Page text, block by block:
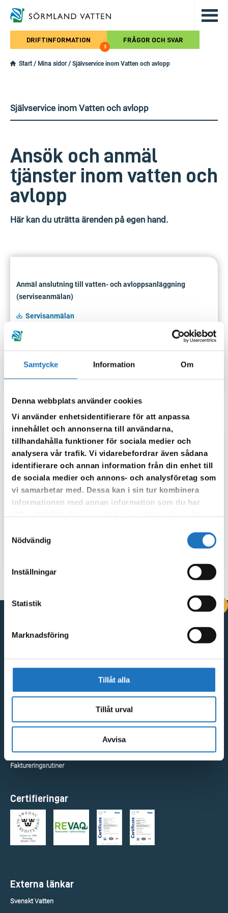
Samtycke Information Om
Denna webbplats använder cookies
Vi använder enhetsidentifierare för att anpassa
innehållet och annonserna till användarna,
tillhandahålla funktioner för sociala medier och
analysera vår trafik. Vi vidarebefordrar även sådana
identifierare och annan information från din enhet till
de sociala medier och annons- och analysföretag som
vi samarbetar med. Dessa kan i sin tur kombinera
informationen med annan information som du har
Nödvändig
Inställningar
Statistik
Marknadsföring
Tillåt alla
Tillåt urval
Avvisa
Hoppa till det huvudsakliga
DRIFTINFORMATION
3
FRÅGOR OCH SVAR
Start / Mina sidor/ Självservice inom Vatten och avlopp
Självservice inom Vatten och avlopp
Ansök och anmäl
tjänster inom vatten och
avlopp
Här kan du uträtta ärenden på egen hand.
Anmäl anslutning till vatten- och avloppsanläggning
(serviseanmälan)
Servisanmälan
Servisanmälan om du bor i ett omvandlingsområde.
fastighet.
Anmäl installation av fettavskiljare
Anmäl installation av oljeavskiljare
timmar innan nyckel kan hämtas ut (gäller vardagar).
DRIFTINFORMATION
Kontakta oss
Vingåkersvägen 18, 641 51 Katrineholm
GDPR och integritetspolicy
Faktureringsrutiner
Certifieringar
Externa länkar
Svenskt Vatten